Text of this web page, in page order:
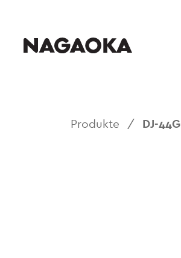
Produkte / DJ-44G